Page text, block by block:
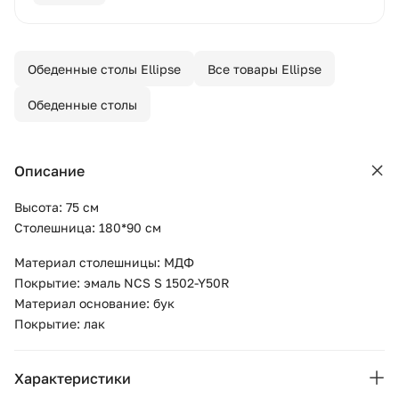
Обеденные столы Ellipse Все товары Ellipse
Обеденные столы
Описание
Высота: 75 см
Столешница: 180*90 см
Материал столешницы: МДФ
Покрытие: эмаль NCS S 1502-Y50R
Материал основание: бук
Покрытие: лак
Характеристики